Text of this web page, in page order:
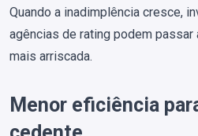
Quando a inadimplência cresce,
agências de rating podem passar
mais arriscada.
Menor eficiência